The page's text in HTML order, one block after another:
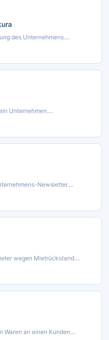
des Unternehmens....
Unternehmen....
Newsletter....
wegen Mietrückstand....
Waren an einen Kunden....